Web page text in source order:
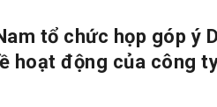
tổ chức họp góp ý
hoạt động của công